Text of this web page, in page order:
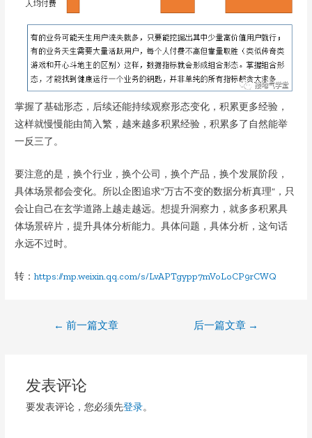
掌握了基础形态，后续还能持续观察形态变化，积累更多经验，
这样就慢慢能由简入繁，越来越多积累经验，积累多了自然能举
一反三了。
要注意的是，换个行业，换个公司，换个产品，换个发展阶段，
具体场景都会变化。所以企图追求“万古不变的数据分析真理”，只
会让自己在玄学道路上越走越远。想提升洞察力，就多多积累具
体场景碎片，提升具体分析能力。具体问题，具体分析，这句话
永远不过时。
转：https://mp.weixin.qq.com/s/LvAPTgypp7mVoLoCP9rCWQ
航
← 前一篇文章 后一篇文章 →
发表评论
要发表评论，您必须先登录。